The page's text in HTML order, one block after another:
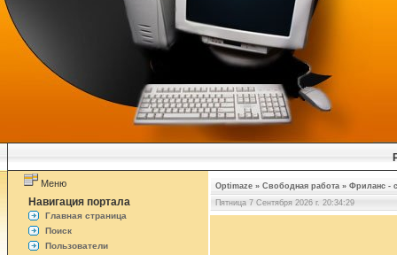
Меню
Навигация портала
Главная страница
Поиск
Пользователи
Optimaze » Свободная работа » Фриланс -
Пятница 7 Сентября 2026 г. 20:34:30